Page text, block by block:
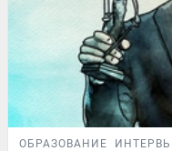
ОБРАЗОВАНИЕ